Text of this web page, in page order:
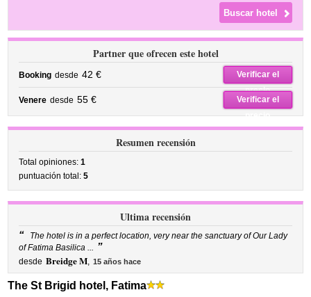
Partner que ofrecen este hotel
Booking desde 42 €
Verificar el
precio
Venere desde 55 €
Verificar el
precio
Resumen recensión
Total opiniones:1
puntuación total:5
Ultima recensión
“
The hotel is in a perfect location, very near the sanctuary of Our Lady
of Fatima Basilica ... ”
desde Breidge M, 15 años hace
The St Brigid hotel, Fatima